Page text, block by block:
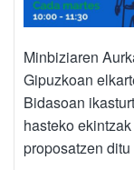
Minbiziaren
Gipuzkoan
Bidasoan
hasteko ekintzak
proposatzen ditu